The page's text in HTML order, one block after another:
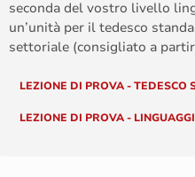
seconda del vostro livello
un’unità per il tedesco
settoriale (consigliato a
LEZIONE DI PROVA - TEDESCO
LEZIONE DI PROVA -